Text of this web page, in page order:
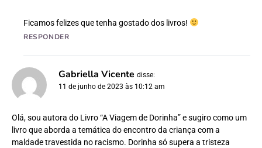
Ficamos felizes que tenha gostado dos livros!
RESPONDER
Gabriella Vicente disse:
11 de junho de 2023 às 10:12 am
Olá, sou autora do Livro “A Viagem de Dorinha” e sugiro como um
livro que aborda a temática do encontro da criança com a
maldade travestida no racismo. Dorinha só supera a tristeza